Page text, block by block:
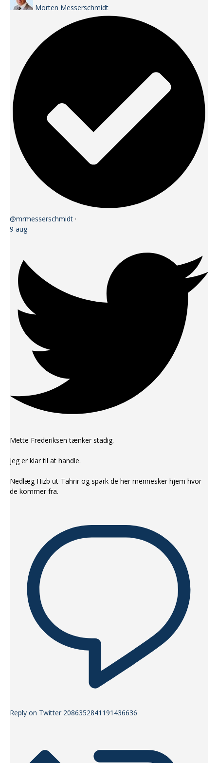
Morten Messerschmidt
@mrmesserschmidt ·
9 aug
Mette Frederiksen tænker stadig.
Jeg er klar til at handle.
Nedlæg Hizb ut-Tahrir og spark de her mennesker hjem hvor
de kommer fra.
Reply on Twitter 2086352841191436636